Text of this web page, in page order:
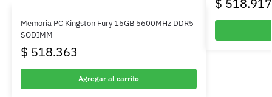
Memoria PC Kingston Fury 16GB 5600MHz DDR5
SODIMM
$ 518.363
Agregar al carrito
$ 518.917